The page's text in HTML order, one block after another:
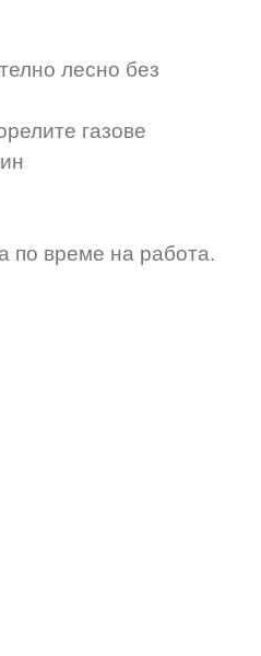
лесно без
газове
по време на работа.